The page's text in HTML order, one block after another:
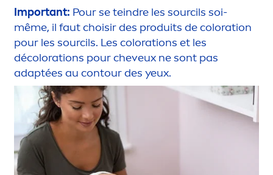
Important: Pour se teindre les sourcils soi-
même, il faut choisir des produits decoloration
pour les sourcils. Les colorations et les
décolorations pour cheveux ne sont pas
adaptées au contour des yeux.